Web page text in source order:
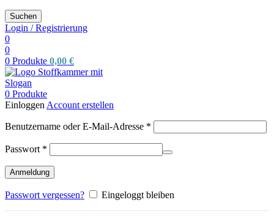
Suchen
Login / Registrierung
0
0
0 Produkte 0,00 €
0 Produkte
Einloggen Account erstellen
Benutzername oder E-Mail-Adresse *
Passwort *
Anmeldung
Passwort vergessen? Eingeloggt bleiben